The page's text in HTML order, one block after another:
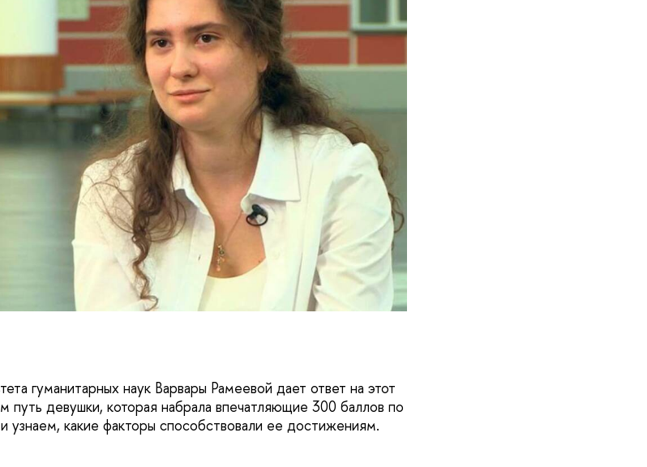
гуманитарных наук Варвары Рамеевой дает ответ на этот
путь девушки, которая набрала впечатляющие 300 баллов по
узнаем, какие факторы способствовали ее достижениям.